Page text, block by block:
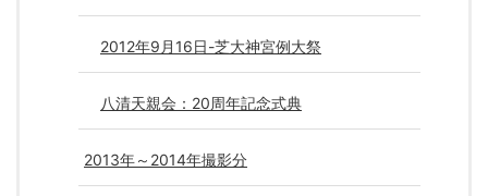
2012年9月16日-芝大神宮例大祭
八清天親会：20周年記念式典
2013年～2014年撮影分